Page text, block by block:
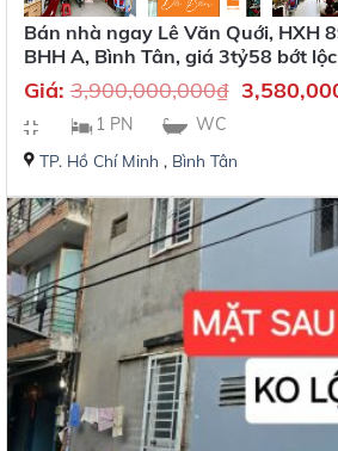
Bán nhà ngay Lê Văn Quới, HXH
BHH A, Bình Tân, giá 3tỷ58 bớt lộc
Giá:3,900,000,000₫
1 PN WC
TP. Hồ Chí Minh , Bình Tân